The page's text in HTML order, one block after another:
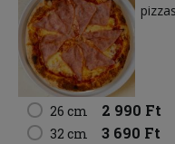
26 cm 2 990 Ft
32 cm 3 690 Ft